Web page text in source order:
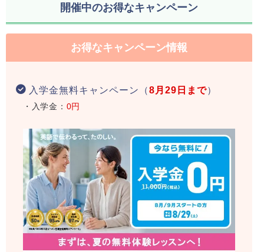
開催中のお得なキャンペーン
お得なキャンペーン情報
入学金無料キャンペーン（8月29日まで）
・入学金： 0円